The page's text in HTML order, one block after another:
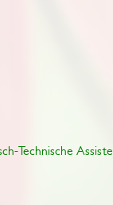
Technische